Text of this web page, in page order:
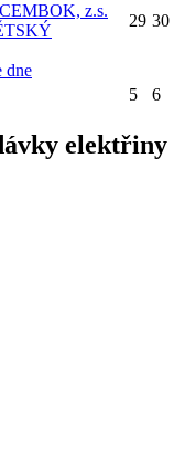
z.s.
dne
29 30
5 6
elektřiny